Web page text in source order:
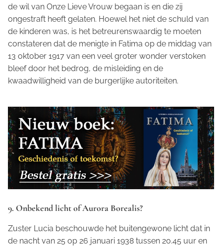
de wil van Onze Lieve Vrouw begaan is en die zij
ongestraft heeft gelaten. Hoewel het niet de schuld van
de kinderen was, is het betreurenswaardig te moeten
constateren dat de menigte in Fatima op de middag van
13 oktober 1917 van een veel groter wonder verstoken
bleef door het bedrog, de misleiding en de
kwaadwilligheid van de burgerlijke autoriteiten.
9. Onbekend licht ofAurora Borealis?
Zuster Lucia beschouwde het buitengewone licht dat in
de nacht van 25 op 26 januari 1938 tussen 20.45 uur en